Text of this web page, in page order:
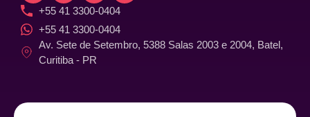
+55 41 3300-0404
+55 41 3300-0404
Av. Sete de Setembro, 5388 Salas 2003 e 2004, Batel,
Curitiba - PR